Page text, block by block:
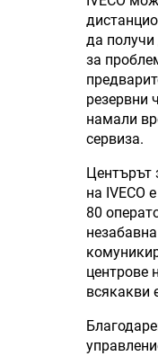
да
за
резервни
намали
сервиза.
Центърът
на IVECO
80
центрове
всякакви